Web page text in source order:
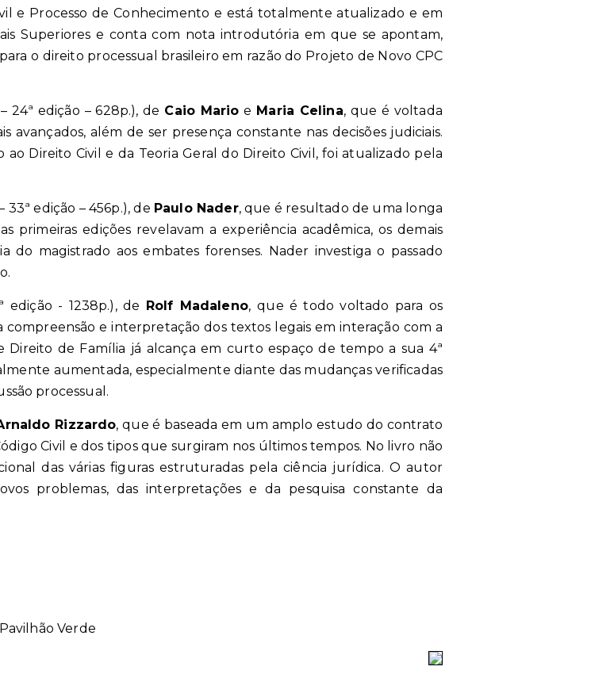
e Processo de Conhecimento e está totalmente atualizado e em
Superiores e conta com nota introdutória em que se apontam,
o direito processual brasileiro em razão do Projeto de Novo CPC
24ª edição – 628p.), de Caio Mario e Maria Celina, que é voltada
avançados, além de ser presença constante nas decisões judiciais.
Direito Civil e da Teoria Geral do Direito Civil, foi atualizado pela
33ª edição – 456p.), de Paulo Nader, que é resultado de uma longa
primeiras edições revelavam a experiência acadêmica, os demais
do magistrado aos embates forenses. Nader investiga o passado
edição - 1238p.) , de Rolf Madaleno, que é todo voltado para os
compreensão einterpretação dos textos legais em interação com a
de Família já alcança em curto espaço de tempo a sua 4ª
aumentada, especialmente diante das mudanças verificadas
processual.
Rizzardo, que é baseada em um amploestudo do contrato
Civil e dos tipos que surgiram nos últimos tempos. No livro não
das várias figuras estruturadas pela ciência jurídica. O autor
problemas, das interpretações e da pesquisa constante da
Verde